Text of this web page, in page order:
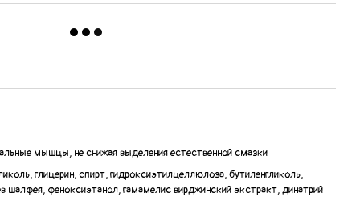
мышцы, не снижая выделения естественной смазки
глицерин, спирт, гидроксиэтилцеллюлоза, бутиленгликоль,
шалфея, феноксиэтанол, гамамелис вирджинский экстракт, динатрий